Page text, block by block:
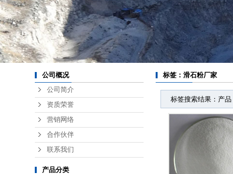
公司概况
公司简介
资质荣誉
营销网络
合作伙伴
联系我们
产品分类
标签：滑石粉厂家
标签搜索结果：产